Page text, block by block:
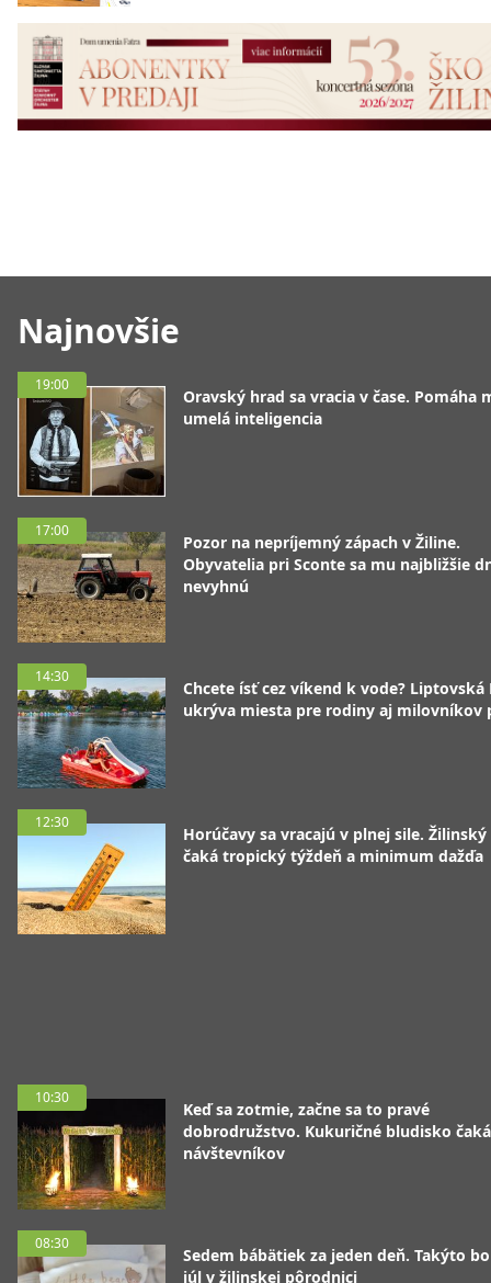
Najnovšie
19:00
Oravský hrad sa vracia v čase. Pomáha
umelá inteligencia
17:00
Pozor na nepríjemný zápach v Žiline.
Obyvatelia pri Sconte sa mu najbližšie
nevyhnú
14:30
Chcete ísť cez víkend k vode? Liptovská
ukrýva miesta pre rodiny aj milovníkov
12:30
Horúčavy sa vracajú v plnej sile.
čaká tropický týždeň a minimum dažďa
10:30
Keď sa zotmie, začne sa to pravé
dobrodružstvo. Kukuričné bludisko
návštevníkov
08:30
Sedem bábätiek za jeden deň. Takýto
júl v žilinskej pôrodnici